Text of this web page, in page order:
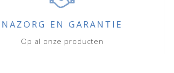
NAZORG EN GARANTIE
Op al onze producten